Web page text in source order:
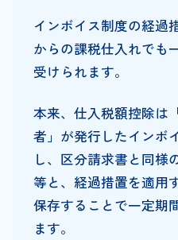
インボイス制度の経過
からの課税仕入れでも
受けられます。
本来、仕入税額控除は
者」が発行したインボ
し、区分請求書と同様
等と、経過措置を適用
保存することで一定期
ます。